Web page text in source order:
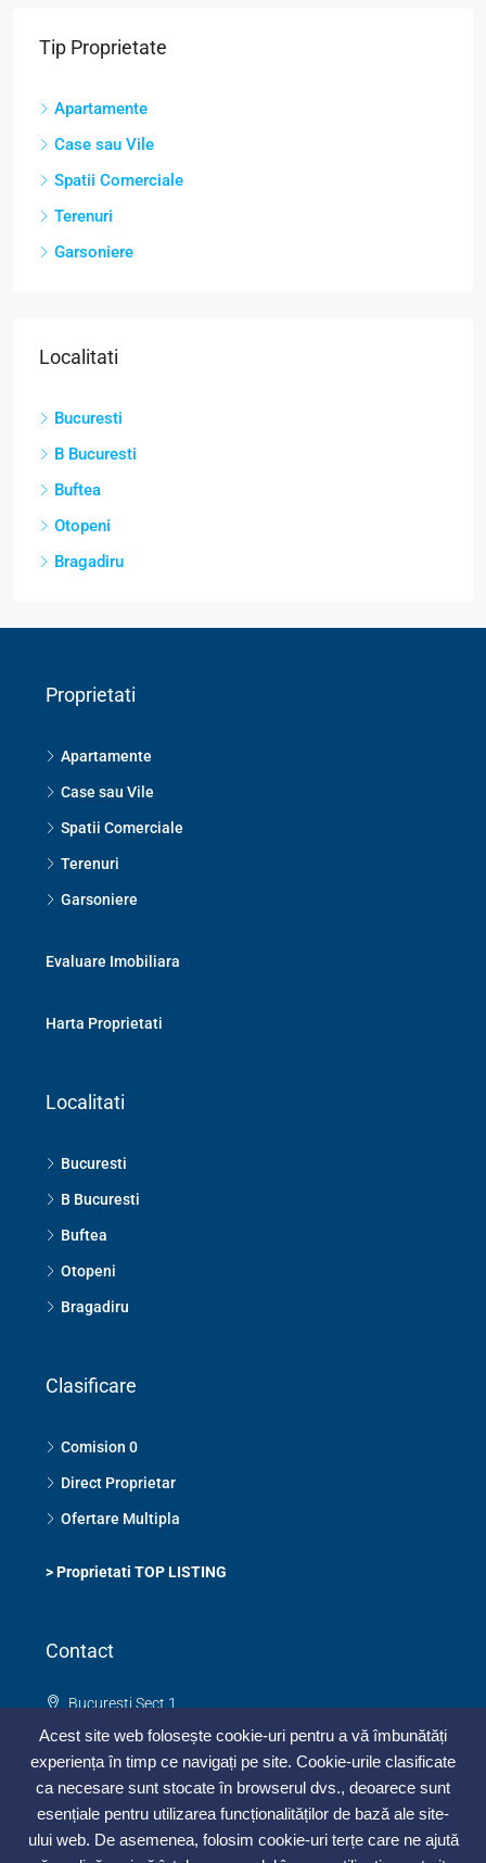
Acest site web folosește cookie-uri pentru a vă îmbunătăți
experiența în timp ce navigați pe site. Cookie-urile clasificate
ca necesare sunt stocate în browserul dvs., deoarece sunt
esențiale pentru utilizarea funcționalităților de bază ale site-
ului web. De asemenea, folosim cookie-uri terțe care ne ajută
Tip Proprietate
Apartamente
Case sau Vile
Spatii Comerciale
Terenuri
Garsoniere
Localitati
Bucuresti
B Bucuresti
Buftea
Otopeni
Bragadiru
Proprietati
Apartamente
Case sau Vile
Spatii Comerciale
Terenuri
Garsoniere
Evaluare Imobiliara
Harta Proprietati
Localitati
Bucuresti
B Bucuresti
Buftea
Otopeni
Bragadiru
Clasificare
Comision 0
Direct Proprietar
Ofertare Multipla
>Proprietati TOP LISTING
Contact
Bucuresti Sect 1
0748 325 273
contact@topimobiliar.ro